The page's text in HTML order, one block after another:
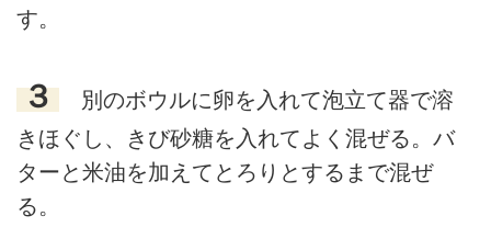
す。
３
別のボウルに卵を入れて泡立て器で溶
きほぐし、きび砂糖を入れてよく混ぜる。バ
ターと米油を加えてとろりとするまで混ぜ
る。